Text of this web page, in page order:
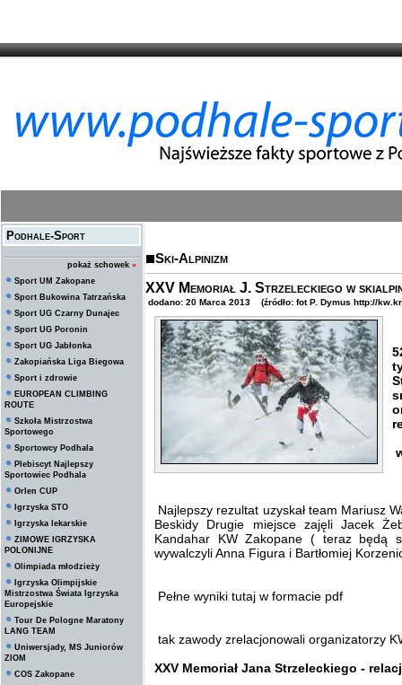
Podhale-Sport
pokaż schowek »
Sport UM Zakopane
Sport Bukowina Tatrzańska
Sport UG Czarny Dunajec
Sport UG Poronin
Sport UG Jabłonka
Zakopiańska Liga Biegowa
Sport i zdrowie
EUROPEAN CLIMBING
ROUTE
Szkoła Mistrzostwa
Sportowego
Sportowcy Podhala
Plebiscyt Najlepszy
Sportowiec Podhala
Orlen CUP
Igrzyska STO
Igrzyska lekarskie
ZIMOWE IGRZYSKA
POLONIJNE
Olimpiada młodzieży
Igrzyska Olimpijskie
Mistrzostwa Świata Igrzyska
Europejskie
Tour De Pologne Maratony
LANG TEAM
Uniwersjady, MS Juniorów
ZIOM
COS Zakopane
Ski-Alpinizm
XXV Memoriał J. Strzeleckiego w
dodano: 20 Marca 2013 (źródło: fot P. Dymus http://
Najlepszy rezultat uzyskał team Mariusz
Beskidy Drugie miejsce zajęli Jacek
Kandahar KW Zakopane ( teraz będą
wywalczyli Anna Figura i Bartłomiej
Pełne wyniki tutaj w formacie pdf
tak zawody zrelacjonowali organizatorzy
XXV Memoriał Jana Strzeleckiego -